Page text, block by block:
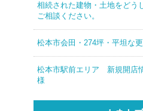
相続された建物・土地をどう
ご相談ください。
松本市会田・274坪・平坦な
松本市駅前エリア 新規開店
様